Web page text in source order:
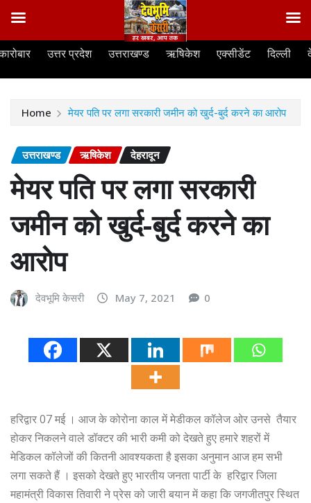
Skip
उत्तर प्रदेश उत्तराखण्ड ऋषिकेश एक्सीडेंट दिल्ली
Home मेयर पति पर लगा सरकारी जमीन को खुर्द-बुर्द करने का आरोप
उत्तराखण्ड ऋषिकेश देहरादून
मेयर पति पर लगा सरकारी
जमीन को खुर्द-बुर्द करने का
आरोप
देवभूमि केसरी May 7, 2021 0
हरिद्वार 07 मई । आज के कोरोना काल में मेडीकल कॉलेज ओर उनसे तैयार
होकर निकलने वाले डॉक्टर की भारी कमी को देखते हुए हमारे शहरों में
मेडिकल कॉलेजों की कितनी आवश्यकता है इसका अनुमान आज हम सभी
लगा सकते हैं । इसको देखते हुए भारतीय जनता पार्टी के हरिद्वार जिला
महामंत्री विकास तिवारी ने प्रेस को जारी बयान में कहा कि जगजीतपुर स्थित